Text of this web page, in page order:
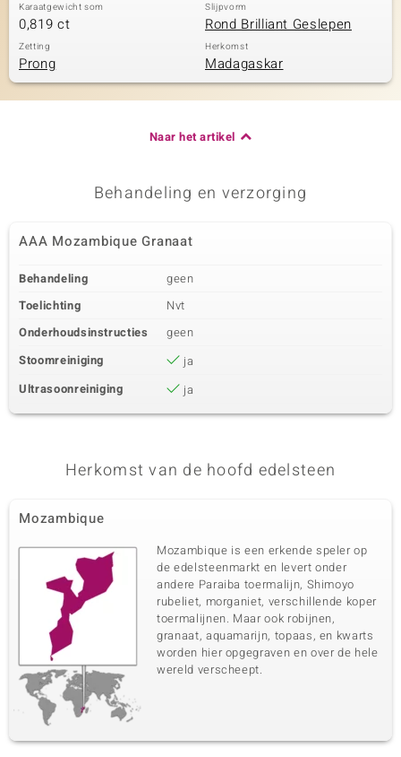
Karaatgewicht som
0,819 ct
Slijpvorm
Rond Brilliant Geslepen
Zetting
Prong
Herkomst
Madagaskar
Naar het artikel
Behandeling en verzorging
AAA Mozambique Granaat
Behandeling
geen
Toelichting
Nvt
Onderhoudsinstructies
geen
Stoomreiniging
ja
Ultrasoonreiniging
ja
Herkomst van de hoofd edelsteen
Mozambique
Mozambique is een erkende speler op
de edelsteenmarkt en levert onder
andere Paraiba toermalijn, Shimoyo
rubeliet, morganiet, verschillende koper
toermalijnen. Maar ook robijnen,
granaat, aquamarijn, topaas, en kwarts
worden hier opgegraven en over de hele
wereld verscheept.